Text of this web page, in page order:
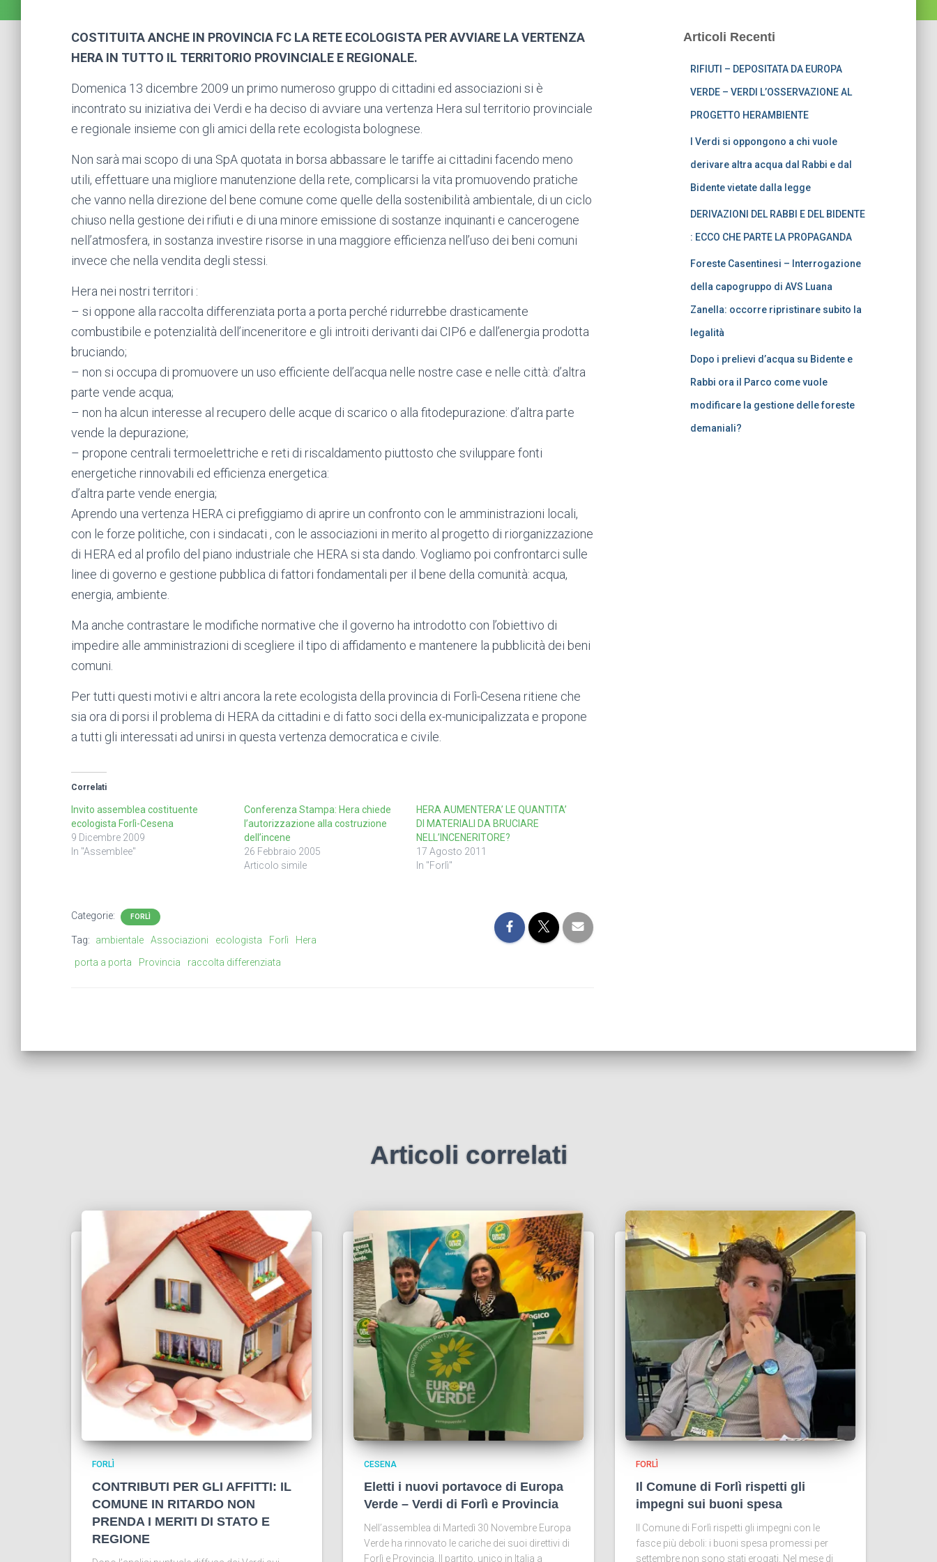
COSTITUITA ANCHE IN PROVINCIA FC LA RETE ECOLOGISTA PER AVVIARE LA VERTENZA
HERA IN TUTTO IL TERRITORIO PROVINCIALE E REGIONALE.
Domenica 13 dicembre 2009 un primo numeroso gruppo di cittadini ed associazioni si è
incontrato su iniziativa dei Verdi e ha deciso di avviare una vertenza Hera sul territorio provinciale
e regionale insieme con gli amici della rete ecologista bolognese.
Non sarà mai scopo di una SpA quotata in borsa abbassare le tariffe ai cittadini facendo meno
utili, effettuare una migliore manutenzione della rete, complicarsi la vita promuovendo pratiche
che vanno nella direzione del bene comune come quelle della sostenibilità ambientale, di un ciclo
chiuso nella gestione dei rifiuti e di una minore emissione di sostanze inquinanti e cancerogene
nell’atmosfera, in sostanza investire risorse in una maggiore efficienza nell’uso dei beni comuni
invece che nella vendita degli stessi.
Hera nei nostri territori :
– si oppone alla raccolta differenziata porta a porta perché ridurrebbe drasticamente
combustibile e potenzialità dell’inceneritore e gli introiti derivanti dai CIP6 e dall’energia prodotta
bruciando;
– non si occupa di promuovere un uso efficiente dell’acqua nelle nostre case e nelle città: d’altra
parte vende acqua;
– non ha alcun interesse al recupero delle acque di scarico o alla fitodepurazione: d’altra parte
vende la depurazione;
– propone centrali termoelettriche e reti di riscaldamento piuttosto che sviluppare fonti
energetiche rinnovabili ed efficienza energetica:
d’altra parte vende energia;
Aprendo una vertenza HERA ci prefiggiamo di aprire un confronto con le amministrazioni locali,
con le forze politiche, con i sindacati , con le associazioni in merito al progetto di riorganizzazione
di HERA ed al profilo del piano industriale che HERA si sta dando. Vogliamo poi confrontarci sulle
linee di governo e gestione pubblica di fattori fondamentali per il bene della comunità: acqua,
energia, ambiente.
Ma anche contrastare le modifiche normative che il governo ha introdotto con l’obiettivo di
impedire alle amministrazioni di scegliere il tipo di affidamento e mantenere la pubblicità dei beni
comuni.
Per tutti questi motivi e altri ancora la rete ecologista della provincia di Forlì-Cesena ritiene che
sia ora di porsi il problema di HERA da cittadini e di fatto soci della ex-municipalizzata e propone
a tutti gli interessati ad unirsi in questa vertenza democratica e civile.
Correlati
Invito assemblea costituente
ecologista Forlì-Cesena
9 Dicembre 2009
In "Assemblee"
Conferenza Stampa: Hera chiede
l’autorizzazione alla costruzione
dell’incene
26 Febbraio 2005
Articolo simile
HERA AUMENTERA’ LE QUANTITA’
DI MATERIALI DA BRUCIARE
NELL’INCENERITORE?
17 Agosto 2011
In "Forlì"
Categorie: FORLÌ
Tag: ambientale Associazioni ecologista Forlì
Hera
porta a porta
Provincia raccolta differenziata
Articoli Recenti
RIFIUTI – DEPOSITATA DA EUROPA
VERDE – VERDI L’OSSERVAZIONE AL
PROGETTO HERAMBIENTE
I Verdi si oppongono a chi vuole
derivare altra acqua dal Rabbi e dal
Bidente vietate dalla legge
DERIVAZIONI DEL RABBI E DEL BIDENTE
: ECCO CHE PARTE LA PROPAGANDA
Foreste Casentinesi – Interrogazione
della capogruppo di AVS Luana
Zanella: occorre ripristinare subito la
legalità
Dopo i prelievi d’acqua su Bidente e
Rabbi ora il Parco come vuole
modificare la gestione delle foreste
demaniali?
Articoli correlati
FORLÌ
CONTRIBUTI PER GLI AFFITTI: IL
COMUNE IN RITARDO NON
PRENDA I MERITI DI STATO E
REGIONE
CESENA
Eletti i nuovi portavoce di Europa
Verde – Verdi di Forlì e Provincia
Nell’assemblea di Martedì 30 Novembre Europa
Verde ha rinnovato le cariche dei suoi direttivi di
Forlì e Provincia. Il partito, unico in Italia a
FORLÌ
Il Comune di Forlì rispetti gli
impegni sui buoni spesa
Il Comune di Forlì rispetti gli impegni con le
fasce più deboli: i buoni spesa promessi per
settembre non sono stati erogati. Nel mese di